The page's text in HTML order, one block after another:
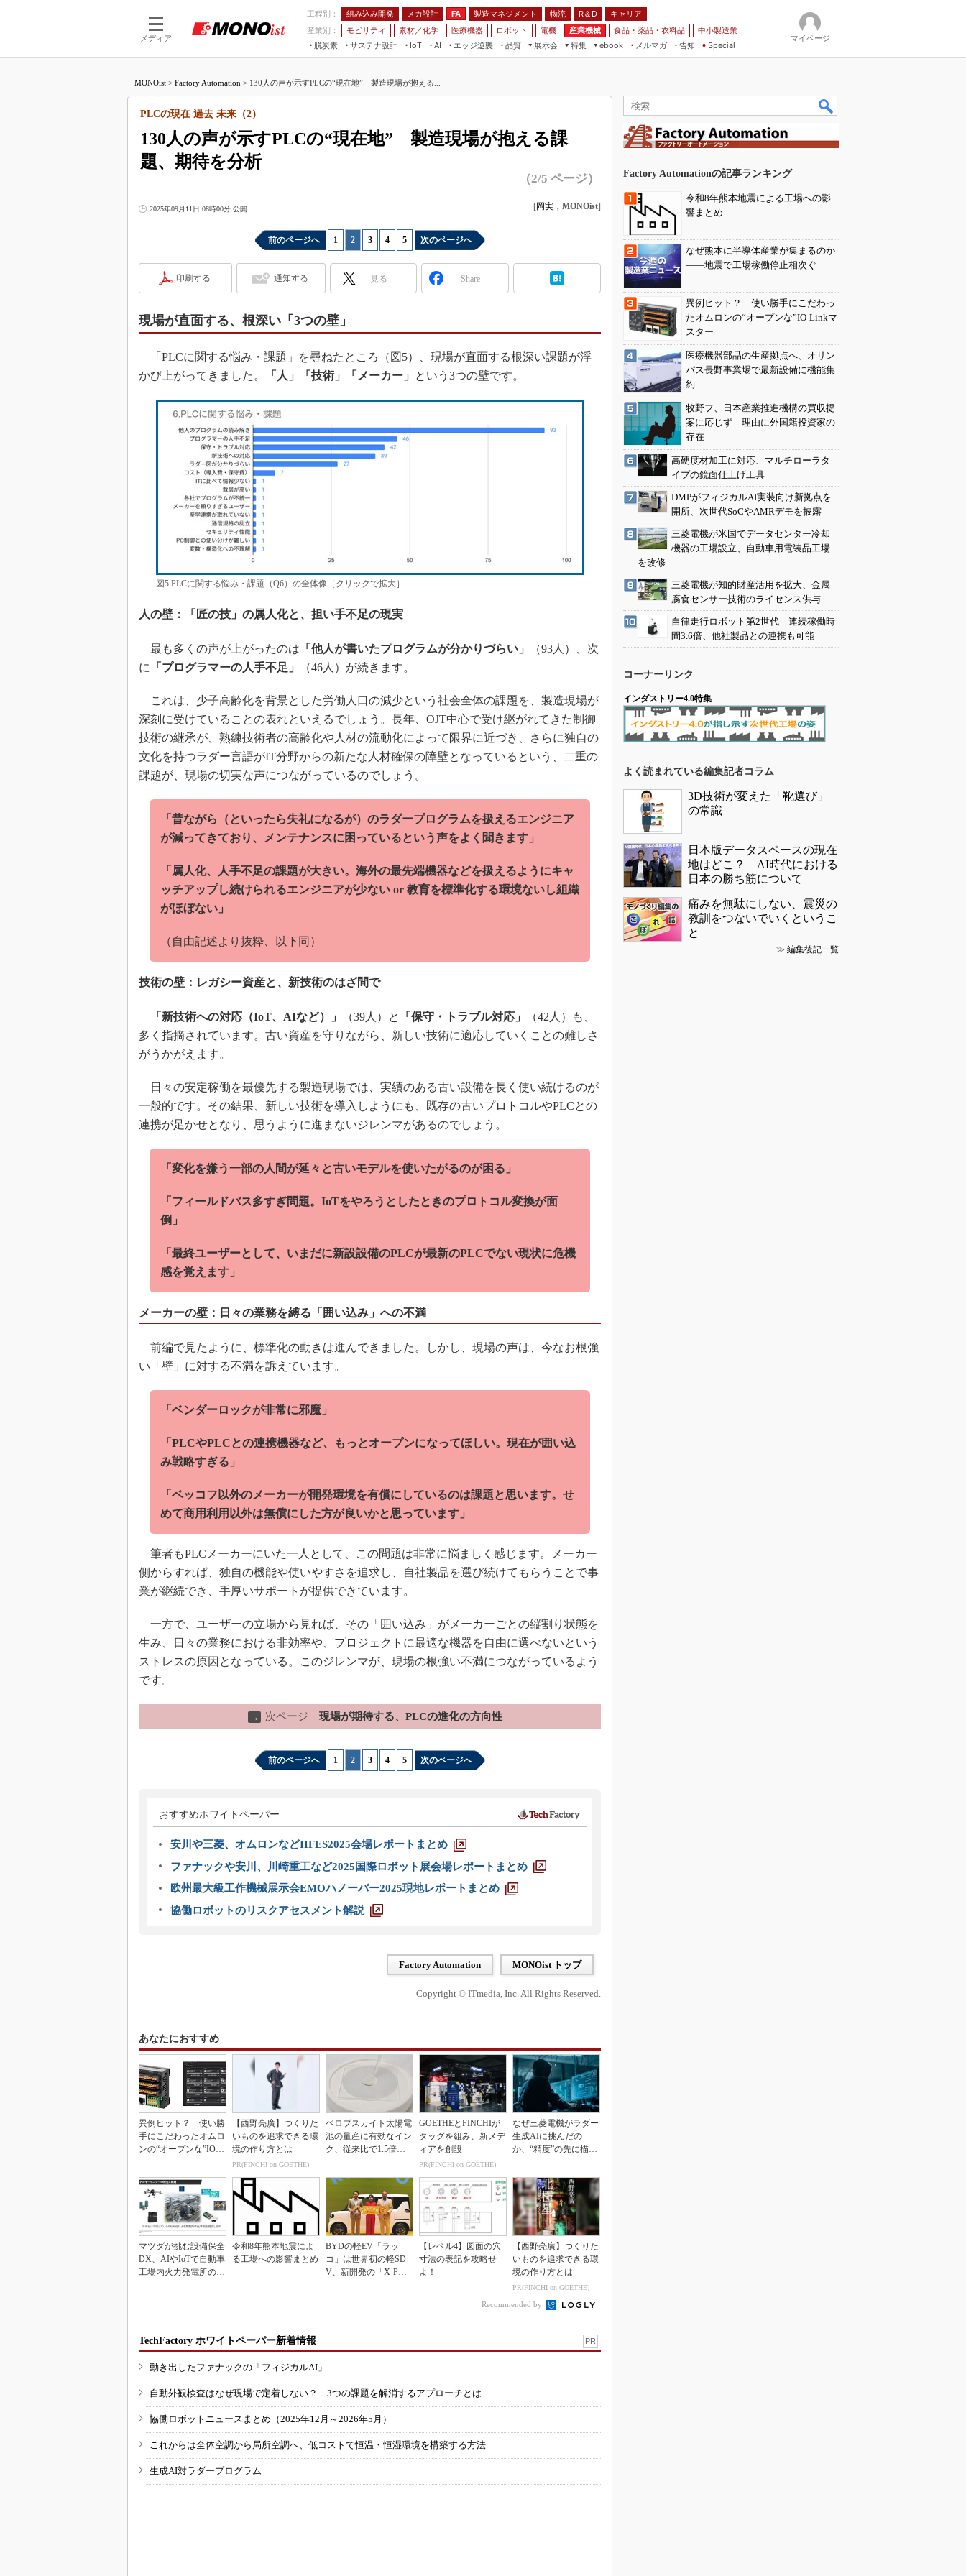
メディア
工程別： 組み込み開発 メカ設計 FA 製造マネジメント 物流 R＆D
キャリア
産業別：
モビリティ 素材／化学 医療機器 ロボット 電機 産業機械 食品・薬品・衣料品
中小製造業
脱炭素
サステナ設計
IoT
つながる工場
AI
AI×設備保全
エッジ逆襲 品質
展示会
JIMTOF
IIFES
スマート工場EXPO
日本ものづくりワールド
産業オープンネット展
特集
つながるクルマ
VR／AR
フィールドサービス
Windows Embedded
ISO26262
デジタルツインとCAE
S＆OP
制御セキュリティ
ebook
FA
モビリティ
メルマガ
告知 Special
マイページ
MONOist > Factory Automation > 130人の声が示すPLCの“現在地” 製造現場が抱える...
130人の声が示すPLCの“現在地” 製造現場が抱える課
題、期待を分析
PLCの現在 過去 未来（2）
（2/5 ページ）
2025年09月11日 08時00分 公開 [岡実 ， MONOist]
前のページへ 1 2 3 4 5 次のページへ
印刷する 通知する 見る Share
現場が直面する、根深い「3つの壁」
「PLCに関する悩み・課題」を尋ねたところ（図5）、現場が直面する根深い課題が浮
かび上がってきました。
「人」「技術」「メーカー」 という3つの壁です。
図5 PLCに関する悩み・課題（Q6）の全体像［クリックで拡大］
人の壁：「匠の技」の属人化と、担い手不足の現実
最も多くの声が上がったのは 「他人が書いたプログラムが分かりづらい」
（93人）、次
に
「プログラマーの人手不足」 （46人）が続きます。
これは、少子高齢化を背景とした労働人口の減少という社会全体の課題を、製造現場が
深刻に受けていることの表れといえるでしょう。長年、OJT中心で受け継がれてきた制御
技術の継承が、熟練技術者の高齢化や人材の流動化によって限界に近づき、さらに独自の
文化を持つラダー言語がIT分野からの新たな人材確保の障壁となっているという、二重の
課題が、現場の切実な声につながっているのでしょう。
「昔ながら（といったら失礼になるが）のラダープログラムを扱えるエンジニア
が減ってきており、メンテナンスに困っているという声をよく聞きます」
「属人化、人手不足の課題が大きい。海外の最先端機器などを扱えるようにキャ
ッチアップし続けられるエンジニアが少ない or 教育を標準化する環境ないし組織
がほぼない」
（自由記述より抜粋、以下同）
技術の壁：レガシー資産と、新技術のはざ間で
「新技術への対応（IoT、AIなど）」 （39人）と 「保守・トラブル対応」
（42人）も、
多く指摘されています。古い資産を守りながら、新しい技術に適応していくことの難しさ
がうかがえます。
日々の安定稼働を最優先する製造現場では、実績のある古い設備を長く使い続けるのが
一般的です。その結果、新しい技術を導入しようにも、既存の古いプロトコルやPLCとの
連携が足かせとなり、思うように進まないジレンマがあるのでしょう。
「変化を嫌う一部の人間が延々と古いモデルを使いたがるのが困る」
「フィールドバス多すぎ問題。IoTをやろうとしたときのプロトコル変換が面
倒」
「最終ユーザーとして、いまだに新設設備のPLCが最新のPLCでない現状に危機
感を覚えます」
メーカーの壁：日々の業務を縛る「囲い込み」への不満
前編で見たように、標準化の動きは進んできました。しかし、現場の声は、今なお根強
い「壁」に対する不満を訴えています。
「ベンダーロックが非常に邪魔」
「PLCやPLCとの連携機器など、もっとオープンになってほしい。現在が囲い込
み戦略すぎる」
「ベッコフ以外のメーカーが開発環境を有償にしているのは課題と思います。せ
めて商用利用以外は無償にした方が良いかと思っています」
筆者もPLCメーカーにいた一人として、この問題は非常に悩ましく感じます。メーカー
側からすれば、独自の機能や使いやすさを追求し、自社製品を選び続けてもらうことで事
業が継続でき、手厚いサポートが提供できています。
一方で、ユーザーの立場から見れば、その「囲い込み」がメーカーごとの縦割り状態を
生み、日々の業務における非効率や、プロジェクトに最適な機器を自由に選べないという
ストレスの原因となっている。このジレンマが、現場の根強い不満につながっているよう
です。
→ 次ページ 現場が期待する、PLCの進化の方向性
前のページへ 1 2 3 4 5 次のページへ
おすすめホワイトペーパー
安川や三菱、オムロンなどIIFES2025会場レポートまとめ
ファナックや安川、川崎重工など2025国際ロボット展会場レポートまとめ
欧州最大級工作機械展示会EMOハノーバー2025現地レポートまとめ
協働ロボットのリスクアセスメント解説
Factory Automation MONOist トップ
Copyright © ITmedia, Inc. All Rights Reserved.
あなたにおすすめ
異例ヒット？ 使い勝
手にこだわったオムロ
ンの“オープンな”IO-L
【西野亮廣】つくりた
いものを追求できる環
境の作り方とは
PR(FINCHI on GOETHE)
ペロブスカイト太陽電
池の量産に有効なイン
ク、従来比で1.5倍の
GOETHEとFINCHIが
タッグを組み、新メデ
ィアを創設
PR(FINCHI on GOETHE)
なぜ三菱電機がラダー
生成AIに挑んだの
か、“精度”の先に描く
マツダが挑む設備保全
DX、AIやIoTで自動車
工場内火力発電所の現
令和8年熊本地震によ
る工場への影響まとめ
BYDの軽EV「ラッ
コ」は世界初の軽SD
V、新開発の「X-PAC
【レベル4】図面の穴
寸法の表記を攻略せ
よ！
【西野亮廣】つくりた
いものを追求できる環
境の作り方とは
PR(FINCHI on GOETHE)
Recommended by
TechFactory ホワイトペーパー新着情報 PR
動き出したファナックの「フィジカルAI」
自動外観検査はなぜ現場で定着しない？ 3つの課題を解消するアプローチとは
協働ロボットニュースまとめ（2025年12月～2026年5月）
これからは全体空調から局所空調へ、低コストで恒温・恒湿環境を構築する方法
生成AI対ラダープログラム
Factory Automationの記事ランキング
令和8年熊本地震による工場への影
響まとめ
なぜ熊本に半導体産業が集まるのか
――地震で工場稼働停止相次ぐ
異例ヒット？ 使い勝手にこだわっ
たオムロンの“オープンな”IO-Linkマ
スター
医療機器部品の生産拠点へ、オリン
パス長野事業場で最新設備に機能集
約
牧野フ、日本産業推進機構の買収提
案に応じず 理由に外国籍投資家の
存在
高硬度材加工に対応、マルチローラタ
イプの鏡面仕上げ工具
DMPがフィジカルAI実装向け新拠点を
開所、次世代SoCやAMRデモを披露
三菱電機が米国でデータセンター冷却
機器の工場設立、自動車用電装品工場
を改修
三菱電機が知的財産活用を拡大、金属
腐食センサー技術のライセンス供与
自律走行ロボット第2世代 連続稼働時
間3.6倍、他社製品との連携も可能
コーナーリンク
インダストリー4.0特集
よく読まれている編集記者コラム
3D技術が変えた「靴選び」
の常識
日本版データスペースの現在
地はどこ？ AI時代における
日本の勝ち筋について
痛みを無駄にしない、震災の
教訓をつないでいくというこ
と
≫ 編集後記一覧